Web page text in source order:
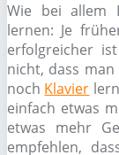
Wie bei allem
lernen: Je
erfolgreicher
nicht, dass
noch Klavier
einfach etwas
etwas mehr
empfehlen,